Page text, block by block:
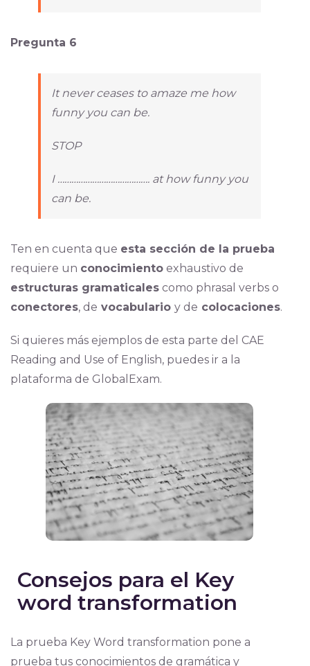
Pregunta 6
It never ceases to amaze me how
funny you can be.
STOP
I …………………………………. at how funny you
can be.
Ten en cuenta que esta sección de la prueba
requiere un conocimientoexhaustivo de
estructuras gramaticalescomo phrasal verbs o
conectores, de vocabulario y de colocaciones.
Si quieres más ejemplos de esta parte del CAE
Reading and Use of English, puedes ir a la
plataforma de GlobalExam.
Consejos para el Key
word transformation
La prueba Key Word transformation pone a
prueba tus conocimientos de gramática y